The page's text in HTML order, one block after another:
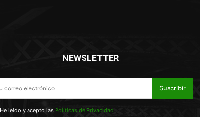
NEWSLETTER
Suscribir
He leído y acepto las Políticas de Privacidad.